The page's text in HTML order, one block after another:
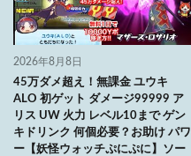
2026年8月8日
45万ダメ超え！無課金 ユウキ
ALO 初ゲット ダメージ99999 ア
リス UW 火力 レベル10まで ゲン
キドリンク 何個必要？お助け パワ
ー【妖怪ウォッチぷにぷに】ソー